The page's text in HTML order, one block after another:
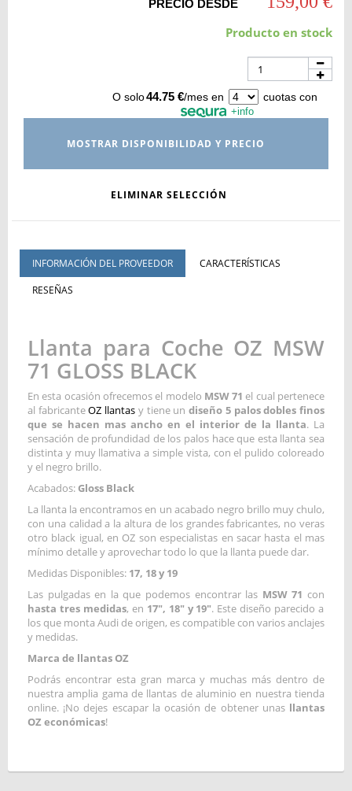
PRECIO DESDE
Producto en stock
O solo44.75 €/mes en cuotas con
+info
MOSTRAR DISPONIBILIDAD Y PRECIO
ELIMINAR SELECCIÓN
INFORMACIÓN DEL PROVEEDOR
CARACTERÍSTICAS
RESEÑAS
Llanta para Coche OZ MSW
71 GLOSS BLACK
En esta ocasión ofrecemos el modelo MSW 71 el cual pertenece
al fabricanteOZ llantas y tiene undiseño 5 palos dobles finos
que se hacen mas ancho en el interior de la llanta. La
sensación de profundidad de los palos hace que esta llanta sea
distinta y muy llamativa a simple vista, con el pulido coloreado
y el negro brillo.
Acabados: Gloss Black
La llanta la encontramos en un acabado negro brillo muy chulo,
con una calidad a la altura de los grandes fabricantes, no veras
otro black igual, en OZ son especialistas en sacar hasta el mas
mínimo detalle y aprovechar todo lo que la llanta puede dar.
Medidas Disponibles: 17, 18 y 19
Las pulgadas en la que podemos encontrar las MSW 71 con
hasta tres medidas, en 17", 18" y 19". Este diseño parecido a
los que monta Audi de origen, es compatible con varios anclajes
y medidas.
Marca de llantas OZ
Podrás encontrar esta gran marca y muchas más dentro de
nuestra amplia gama de llantas de aluminio en nuestra tienda
online. ¡No dejes escapar la ocasión de obtener unas llantas
OZ económicas!